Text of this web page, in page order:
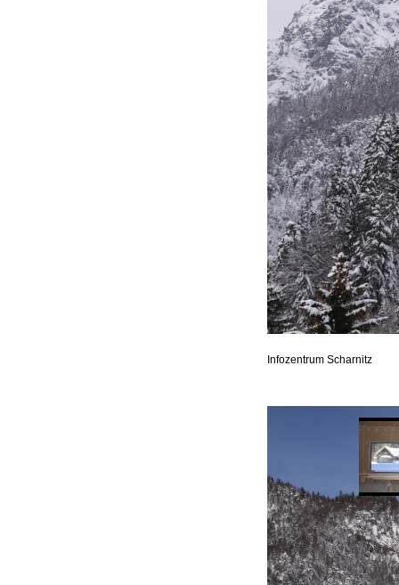
Infozentrum Scharnitz